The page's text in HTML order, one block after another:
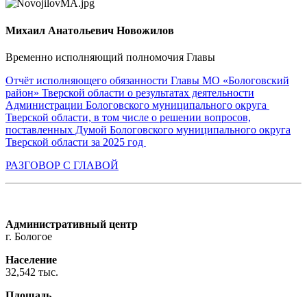
Михаил Анатольевич Новожилов
Временно исполняющий полномочия Главы
Отчёт исполняющего обязанности Главы МО «Бологовский
район» Тверской области о результатах деятельности
Администрации Бологовского муниципального округа
Тверской области, в том числе о решении вопросов,
поставленных Думой Бологовского муниципального округа
Тверской области за 2025 год
РАЗГОВОР С ГЛАВОЙ
Административный центр
г. Бологое
Население
32,542 тыс.